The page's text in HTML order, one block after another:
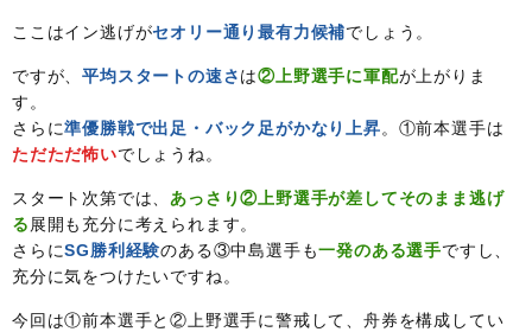
ここはイン逃げがセオリー通り最有力候補でしょう。
ですが、平均スタートの速さは②上野選手に軍配が上がりま
す。
さらに準優勝戦で出足・バック足がかなり上昇。①前本選手は
ただただ怖いでしょうね。
スタート次第では、あっさり②上野選手が差してそのまま逃げ
る展開も充分に考えられます。
さらにSG勝利経験のある③中島選手も一発のある選手ですし、
充分に気をつけたいですね。
今回は①前本選手と②上野選手に警戒して、舟券を構成してい